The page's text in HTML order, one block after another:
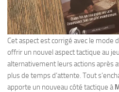
Cet aspect est corrigé avec le mode
offrir un nouvel aspect tactique au
alternativement leurs actions après
plus de temps d’attente. Tout
apporte un nouveau côté tactique à